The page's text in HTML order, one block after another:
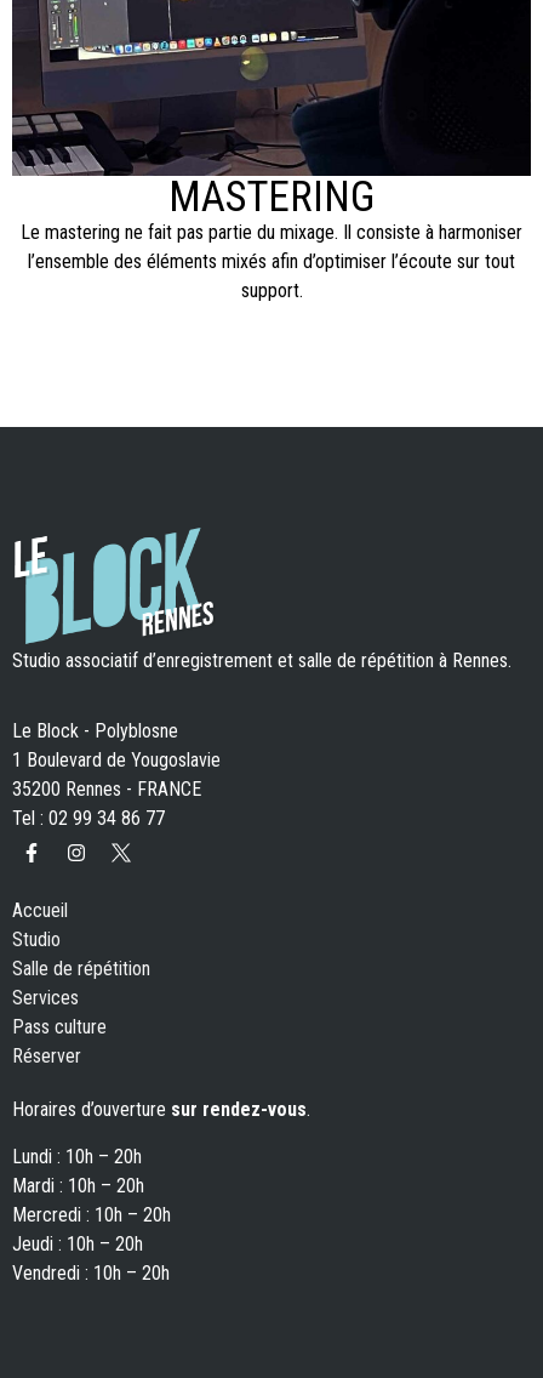
MASTERING
Le mastering ne fait pas partie du mixage. Il consiste à harmoniser
l’ensemble des éléments mixés afin d’optimiser l’écoute sur tout
support.
Studio associatif d’enregistrement et salle de répétition à Rennes.
Le Block - Polyblosne
1 Boulevard de Yougoslavie
35200 Rennes - FRANCE
Tel : 02 99 34 86 77
Accueil
Studio
Salle de répétition
Services
Pass culture
Réserver
Horaires d’ouverture sur rendez-vous.
Lundi : 10h – 20h
Mardi : 10h – 20h
Mercredi : 10h – 20h
Jeudi : 10h – 20h
Vendredi : 10h – 20h